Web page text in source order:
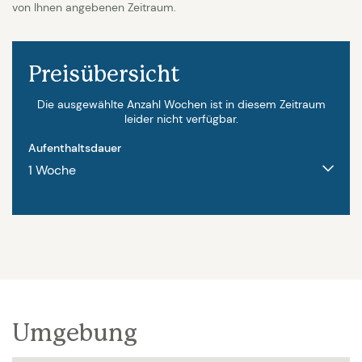
Interieur
Es scheint fast unmöglich, nicht beeindruckt zu
sein, wenn man dieses geräumige, komfortabel
eingerichtete Haus (Wohnfläche 200 m2) sieht. Am
auffälligsten sind die großen Fenster im
Wohnbereich, die sich auf beiden Seiten öffnen
ausgestattet, wie z.B. Smart-Flachbildfernseher mit
internationalen Kanälen, DVD und Bose-
von Ihnen angebenen Zeitraum.
Preisübersicht
Die ausgewählte Anzahl Wochen ist in diesem Zeitraum
leider nicht verfügbar.
Aufenthaltsdauer
Umgebung